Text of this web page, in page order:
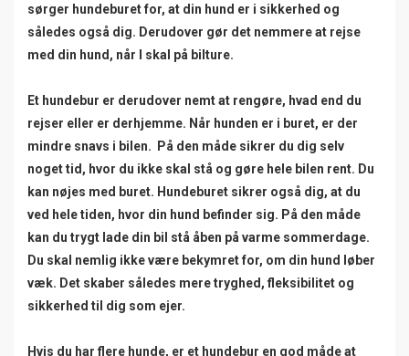
sørger hundeburet for, at din hund er i sikkerhed og
således også dig. Derudover gør det nemmere at rejse
med din hund, når I skal på bilture.
Et hundebur er derudover nemt at rengøre, hvad end du
rejser eller er derhjemme. Når hunden er i buret, er der
mindre snavs i bilen. På den måde sikrer du dig selv
noget tid, hvor du ikke skal stå og gøre hele bilen rent. Du
kan nøjes med buret. Hundeburet sikrer også dig, at du
ved hele tiden, hvor din hund befinder sig. På den måde
kan du trygt lade din bil stå åben på varme sommerdage.
Du skal nemlig ikke være bekymret for, om din hund løber
væk. Det skaber således mere tryghed, fleksibilitet og
sikkerhed til dig som ejer.
Hvis du har flere hunde, er et hundebur en god måde at